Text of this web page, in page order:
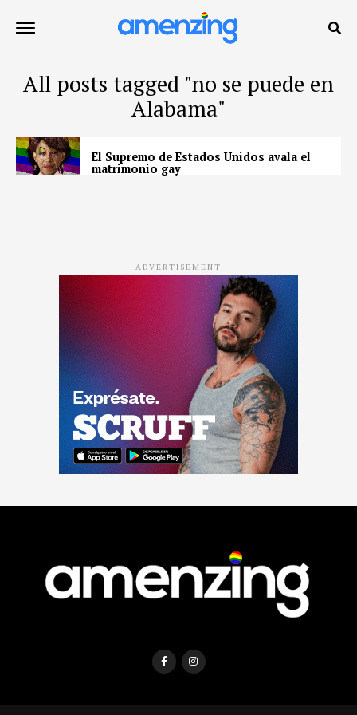
All posts tagged "no se puede en
Alabama"
El Supremo de Estados Unidos avala el
matrimonio gay
ADVERTISEMENT